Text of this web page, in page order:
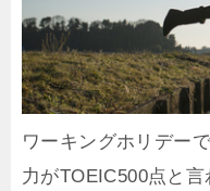
ワーキングホリデー
力がTOEIC500点と言